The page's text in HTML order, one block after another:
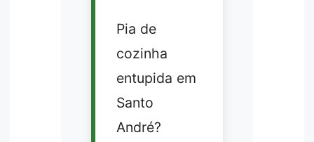
Pia de
cozinha
entupida em
Santo
André?